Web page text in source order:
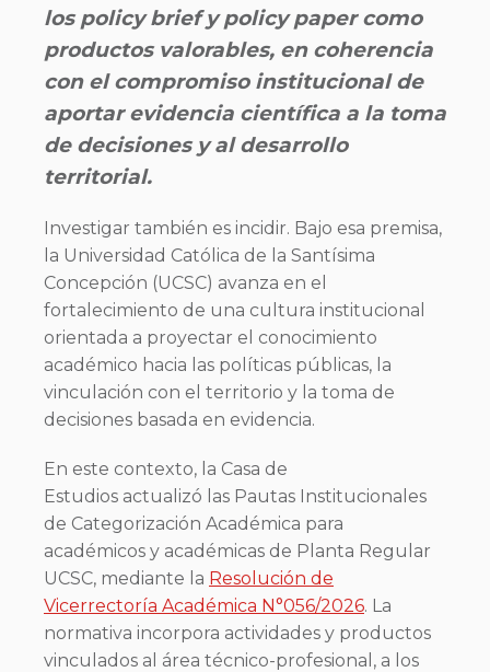
los policy brief y policy paper como
productos valorables, en coherencia
con el compromiso institucional de
aportar evidencia científica a la toma
de decisiones y al desarrollo
territorial.
Investigar también es incidir. Bajo esa premisa,
la Universidad Católica de la Santísima
Concepción (UCSC) avanza en el
fortalecimiento de una cultura institucional
orientada a proyectar el conocimiento
académico hacia las políticas públicas, la
vinculación con el territorio y la toma de
decisiones basada en evidencia.
En este contexto, la Casa de
Estudios actualizó las Pautas Institucionales
de Categorización Académica para
académicos y académicas de Planta Regular
UCSC, mediante la Resolución de
Vicerrectoría Académica N°056/2026. La
normativa incorpora actividades y productos
vinculados al área técnico-profesional, a los